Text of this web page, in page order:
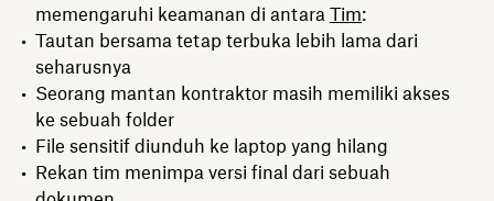
memengaruhi keamanan di antara Tim:
Tautan bersama tetap terbuka lebih lama dari
seharusnya
Seorang mantan kontraktor masih memiliki akses
ke sebuah folder
File sensitif diunduh ke laptop yang hilang
Rekan tim menimpa versi final dari sebuah